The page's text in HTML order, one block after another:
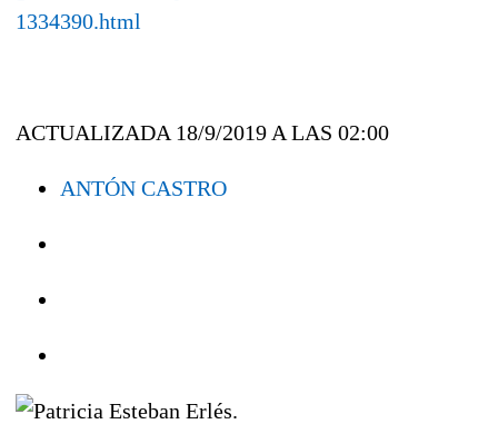
1334390.html
ACTUALIZADA 18/9/2019 A LAS 02:00
ANTÓN CASTRO